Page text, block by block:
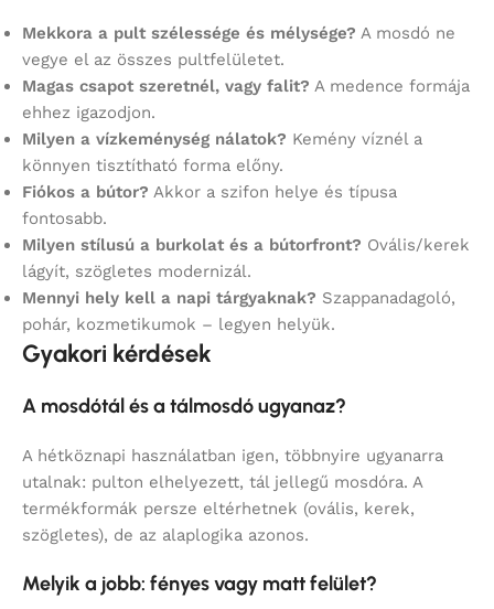
Mekkora a pult szélessége és mélysége? A mosdó ne
vegye el az összes pultfelületet.
Magas csapot szeretnél, vagy falit? A medence formája
ehhez igazodjon.
Milyen a vízkeménység nálatok? Kemény víznél a
könnyen tisztítható forma előny.
Fiókos a bútor? Akkor a szifon helye és típusa
fontosabb.
Milyen stílusú a burkolat és a bútorfront? Ovális/kerek
lágyít, szögletes modernizál.
Mennyi hely kell a napi tárgyaknak? Szappanadagoló,
pohár, kozmetikumok – legyen helyük.
Gyakori kérdések
A mosdótál és a tálmosdó ugyanaz?
A hétköznapi használatban igen, többnyire ugyanarra
utalnak: pulton elhelyezett, tál jellegű mosdóra. A
termékformák persze eltérhetnek (ovális, kerek,
szögletes), de az alaplogika azonos.
Melyik a jobb: fényes vagy matt felület?